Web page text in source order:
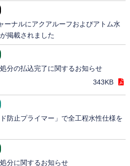
ーナルにアクアルーフおよびアトム水
掲載されました
分の払込完了に関するお知らせ
343KB
防止プライマー」で全工程水性仕様を
分に関するお知らせ